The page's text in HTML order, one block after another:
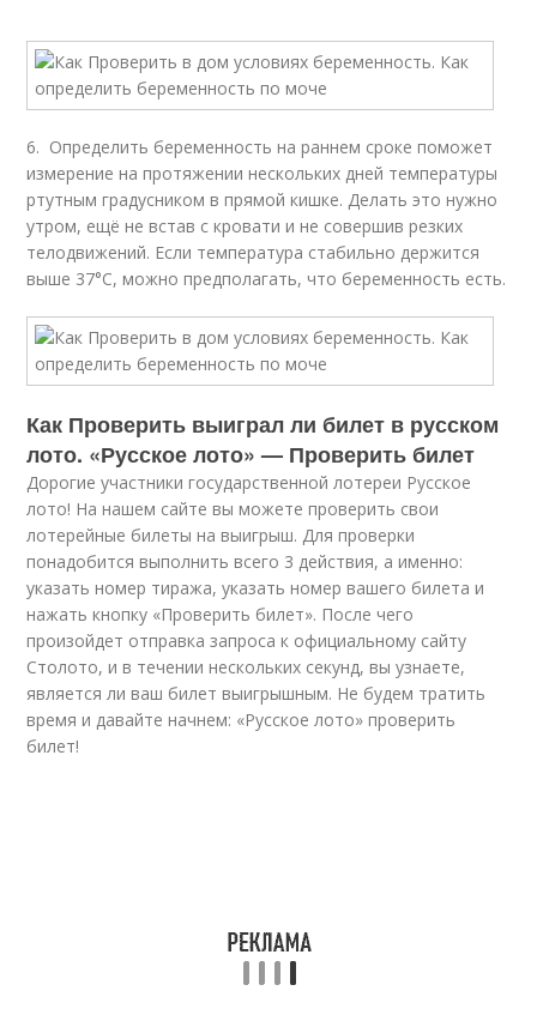
6. Определить беременность на раннем сроке поможет
измерение на протяжении нескольких дней температуры
ртутным градусником в прямой кишке. Делать это нужно
утром, ещё не встав с кровати и не совершив резких
телодвижений. Если температура стабильно держится
выше 37°С, можно предполагать, что беременность есть.
Как Проверить выиграл ли билет в русском
лото. «Русское лото» — Проверить билет
Дорогие участники государственной лотереи Русское
лото! На нашем сайте вы можете проверить свои
лотерейные билеты на выигрыш. Для проверки
понадобится выполнить всего 3 действия, а именно:
указать номер тиража, указать номер вашего билета и
нажать кнопку «Проверить билет». После чего
произойдет отправка запроса к официальному сайту
Столото, и в течении нескольких секунд, вы узнаете,
является ли ваш билет выигрышным. Не будем тратить
время и давайте начнем: «Русское лото» проверить
билет!